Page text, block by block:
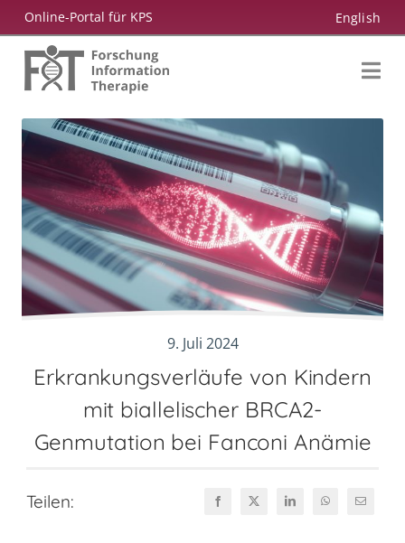
Zum
Inhalt
springen
Online-Portal für KPS English
9. Juli 2024
Erkrankungsverläufe von Kindern
mit biallelischer BRCA2-
Genmutation bei Fanconi Anämie
Teilen: